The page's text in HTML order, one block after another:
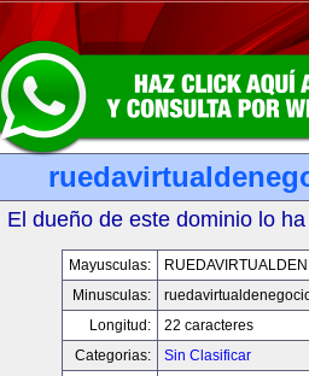
El dueño de este dominio lo
Mayusculas:
Minusculas:
Longitud:
22 caracteres
Categorias:
Sin Clasificar